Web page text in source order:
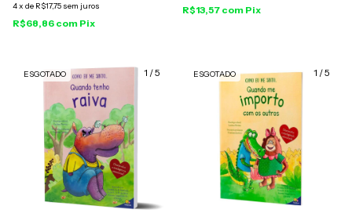
4x de R$17,75 sem juros
R$68,86 com Pix
R$13,57 com Pix
1 /5
ESGOTADO 1 /5
ESGOTADO